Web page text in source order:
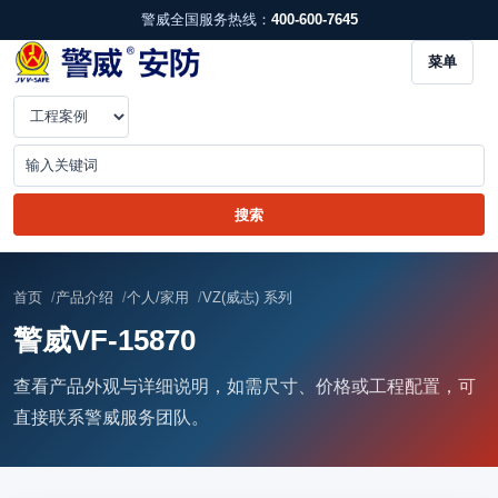
警威全国服务热线： 400-600-7645
菜单
首页 产品介绍 个人/家用 VZ(威志) 系列
警威VF-15870
查看产品外观与详细说明，如需尺寸、价格或工程配置，可
直接联系警威服务团队。